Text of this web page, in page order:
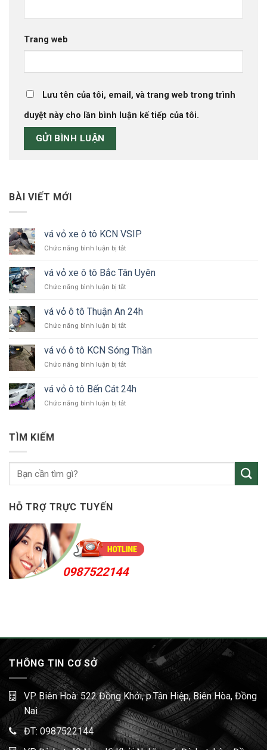
Trang web
Lưu tên của tôi, email, và trang web trong trình
duyệt này cho lần bình luận kế tiếp của tôi.
BÀI VIẾT MỚI
vá vỏ xe ô tô KCN VSIP
Chức năng bình luận bị tắtở
vỏ
xe
ô
KCN
vá vỏ xe ô tô Bắc Tân Uyên
Chức năng bình luận bị tắtở
vỏ
xe
ô
Bắc
Tân
Uyên
vá vỏ ô tô Thuận An 24h
Chức năng bình luận bị tắtở
ô
tô
An
vá vỏ ô tô KCN Sóng Thần
Chức năng bình luận bị tắtở
vỏ
ô
tô
vá vỏ ô tô Bến Cát 24h
Chức năng bình luận bị tắtở
Cát
TÌM KIẾM
HỖ TRỢ TRỰC TUYẾN
0987522144
THÔNG TIN CƠ SỞ
VP Biên Hoà: 522 Đồng Khởi, p.Tân Hiệp, Biên Hòa, Đồng
Nai
ĐT: 0987522144